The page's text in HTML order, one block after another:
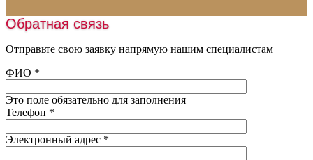
Шовная лента
Пробковая крошка
Песок
Подогрев футбольного поля
Монтаж освещения
Нанесение разметки
Заливка катков
Обслуживание катков
Обратная связь
Отправьте свою заявку напрямую нашим специалистам
ФИО *
Это поле обязательно для заполнения
Телефон *
Электронный адрес *